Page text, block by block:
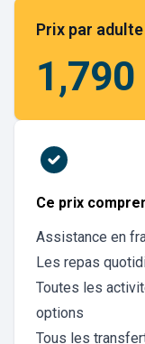
Prix par
1,790
Ce prix
Assistance en
Les repas
Toutes les
options
Tous les